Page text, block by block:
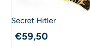
Secret Hitler
€59,50